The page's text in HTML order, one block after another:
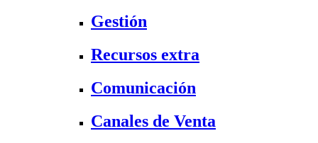
Gestión
Recursos extra
Comunicación
Canales de Venta